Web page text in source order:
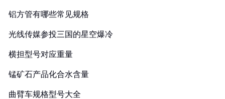
铝方管有哪些常见规格
光线传媒参投三国的星空爆冷
横担型号对应重量
锰矿石产品化合水含量
曲臂车规格型号大全